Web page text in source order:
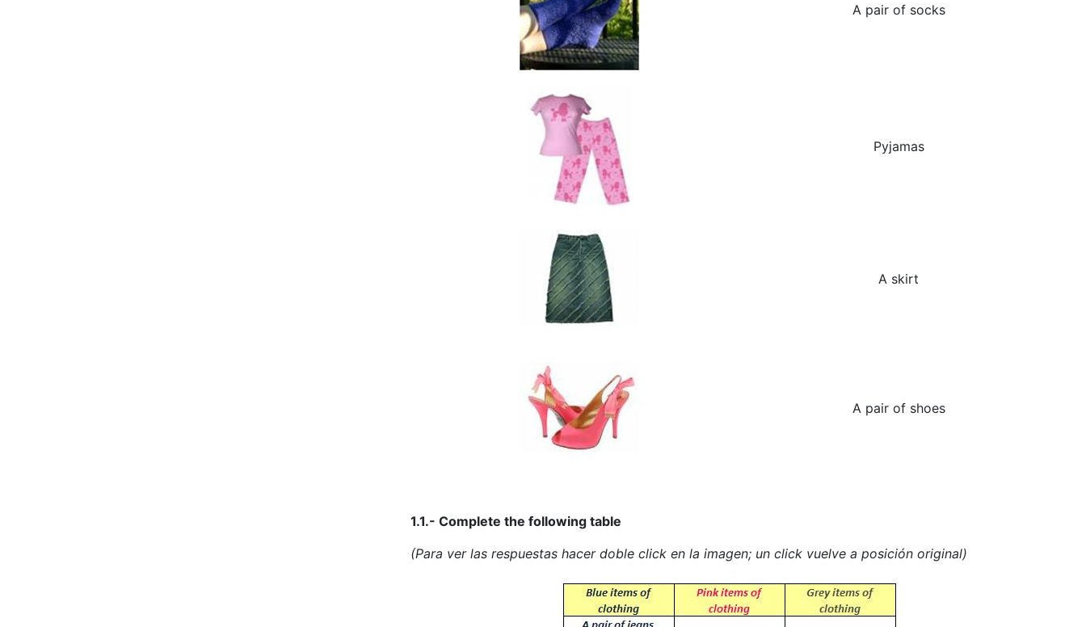
A pair of socks
Pyjamas
A skirt
A pair of shoes
1.1.- Complete the following table
(Para ver las respuestas hacer doble clicken la imagen; un click vuelve a posición original)